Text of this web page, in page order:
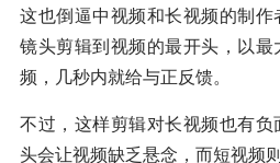
这也倒逼中视频和长视频的制
镜头剪辑到视频的最开头，以
频，几秒内就给与正反馈。
不过，这样剪辑对长视频也有
头会让视频缺乏悬念，而短视频